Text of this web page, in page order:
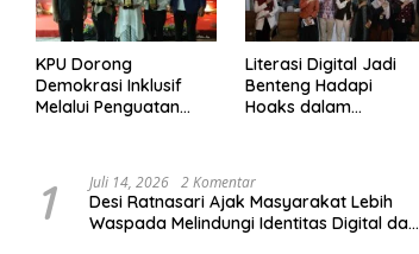
KPU Dorong
Demokrasi Inklusif
Melalui Penguatan
Literasi Digital Jadi
Benteng Hadapi
Hoaks dalam
1 Juli 14, 2026 2 Komentar
Desi Ratnasari Ajak Masyarakat Lebih
Waspada Melindungi Identitas Digital dan